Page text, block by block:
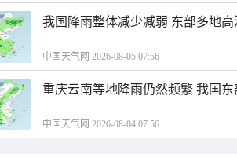
我国降雨整体减少减弱 东部多地
中国天气网 2026-08-05 07:56
重庆云南等地降雨仍然频繁 我国
中国天气网 2026-08-04 07:56